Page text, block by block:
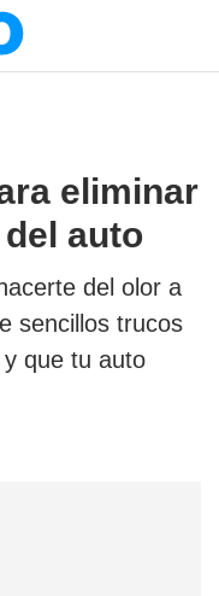
eliminar
auto
del olor a
sencillos trucos
que tu auto